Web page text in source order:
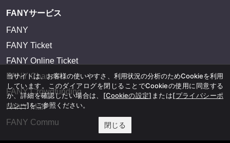
FANYサービス
FANY
FANY Ticket
FANY Online Ticket
FANY Channel
FANY Crowdfunding
FANY Mall
FANY Commu
当サイトは、お客様の使いやすさ、利用状況の分析のためCookieを利用
しています。このダイアログを閉じることでCookieの使用に同意する
か、詳細を確認したい場合は、 [Cookieの設定] または[プライバシーポ
リシー]をご参照ください。
閉じる